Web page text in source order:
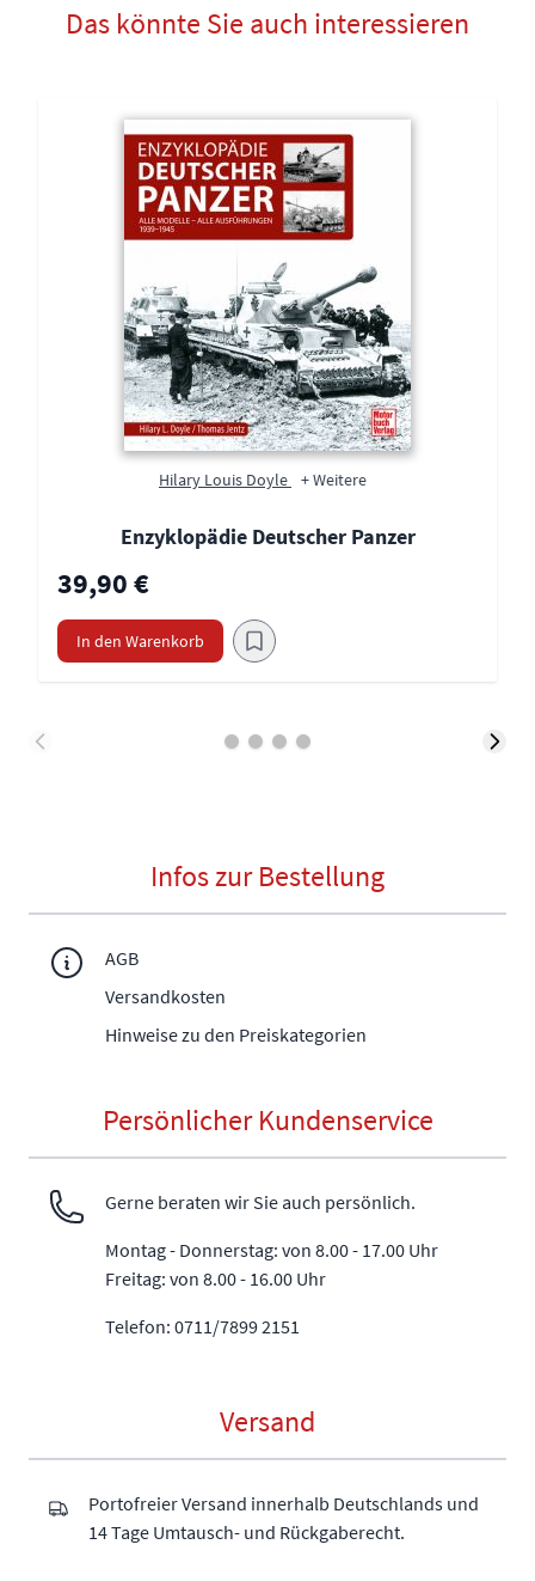
Das könnte Sie auch interessieren
Hilary Louis Doyle + Weitere
Enzyklopädie Deutscher Panzer
39,90 €
In den Warenkorb
Infos zur Bestellung
AGB
Versandkosten
Hinweise zu den Preiskategorien
Persönlicher Kundenservice
Gerne beraten wir Sie auch persönlich.
Montag - Donnerstag: von 8.00 - 17.00 Uhr
Freitag: von 8.00 - 16.00 Uhr
Telefon: 0711/7899 2151
Versand
Portofreier Versand innerhalb Deutschlands und
14 Tage Umtausch- und Rückgaberecht.